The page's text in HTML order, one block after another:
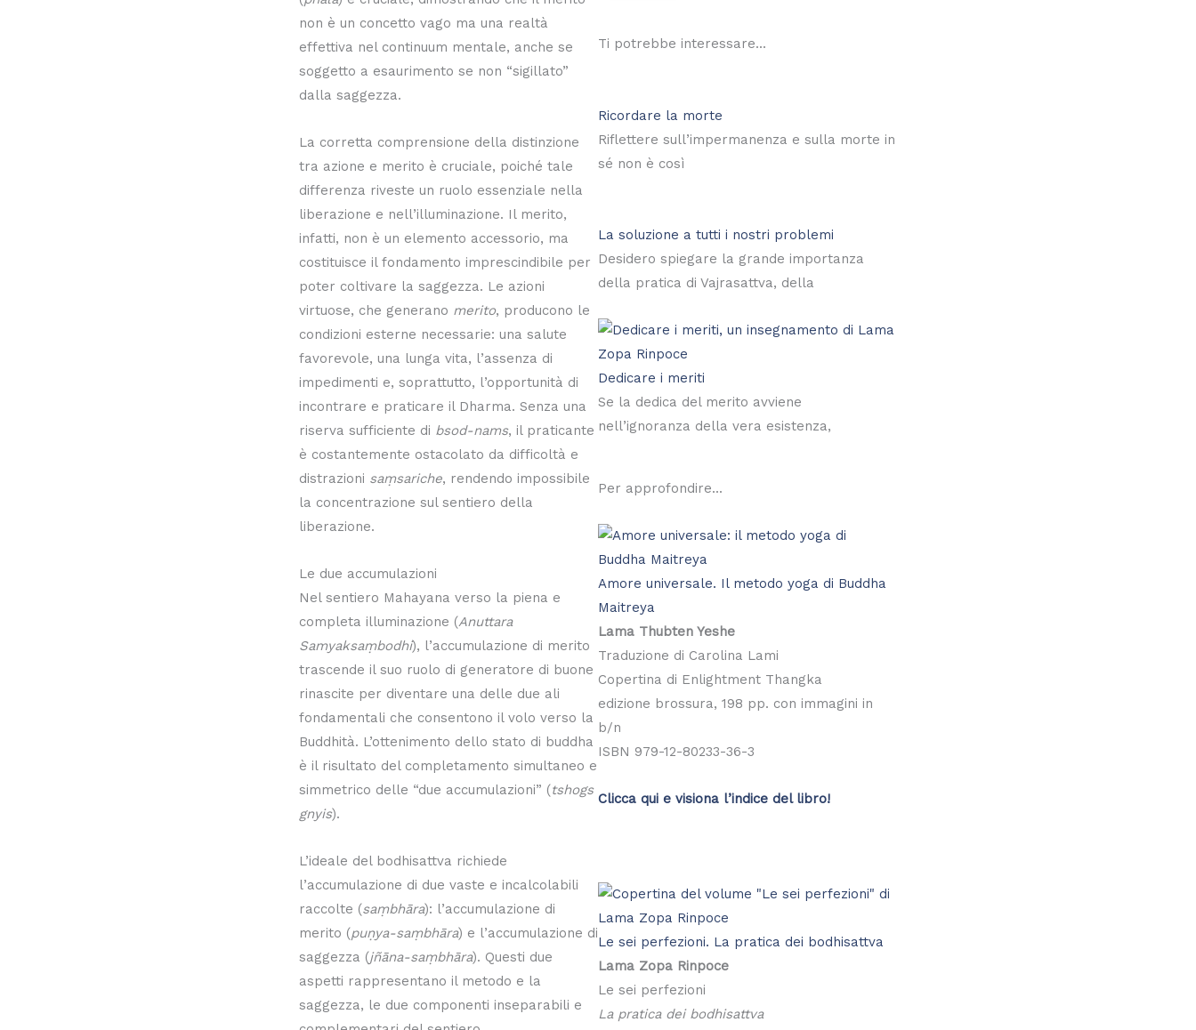
non è un concetto vago ma una realtà
effettiva nel continuum mentale, anche se
soggetto a esaurimento se non “sigillato”
dalla saggezza.
La corretta comprensione della distinzione
tra azione e merito è cruciale, poiché tale
differenza riveste un ruolo essenziale nella
liberazione e nell’illuminazione. Il merito,
infatti, non è un elemento accessorio, ma
costituisce il fondamento imprescindibile per
poter coltivare la saggezza. Le azioni
virtuose, che generano merito, producono le
condizioni esterne necessarie: una salute
favorevole, una lunga vita, l’assenza di
impedimenti e, soprattutto, l’opportunità di
incontrare e praticare il Dharma. Senza una
riserva sufficiente di bsod-nams, il praticante
è costantemente ostacolato da difficoltà e
distrazioni saṃsariche, rendendo impossibile
la concentrazione sul sentiero della
liberazione.
Le due accumulazioni
Nel sentiero Mahayana verso la piena e
completa illuminazione (Anuttara
Samyaksaṃbodhi), l’accumulazione di merito
trascende il suo ruolo di generatore di buone
rinascite per diventare una delle due ali
fondamentali che consentono il volo verso la
Buddhità. L’ottenimento dello stato di buddha
è il risultato del completamento simultaneo e
simmetrico delle “due accumulazioni” (tshogs
gnyis).
L’ideale del bodhisattva richiede
l’accumulazione di due vaste e incalcolabili
raccolte (saṃbhāra): l’accumulazione di
merito (puṇya-saṃbhāra) e l’accumulazione di
saggezza (jñāna-saṃbhāra). Questi due
aspetti rappresentano il metodo e la
saggezza, le due componenti inseparabili e
Ti potrebbe interessare...
Ricordare la morte
Riflettere sull’impermanenza e sulla morte in
sé non è così
La soluzione a tutti i nostri problemi
Desidero spiegare la grande importanza
della pratica di Vajrasattva, della
Dedicare i meriti
Se la dedica del merito avviene
nell’ignoranza della vera esistenza,
Per approfondire...
Amore universale. Il metodo yoga di Buddha
Maitreya
Lama Thubten Yeshe
Traduzione di Carolina Lami
Copertina di Enlightment Thangka
edizione brossura, 198 pp. con immagini in
b/n
ISBN 979-12-80233-36-3
Clicca qui e visiona l’indice del libro!
Le sei perfezioni. La pratica dei bodhisattva
Lama Zopa Rinpoce
Le sei perfezioni
La pratica dei bodhisattva